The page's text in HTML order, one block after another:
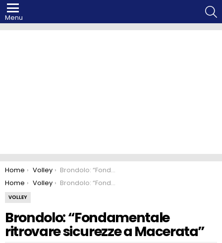
Menu
You are here:
Home Volley
Brondolo: “Fondamentale ritrovare sicurezze a Macerata”
You are here:
Home Volley Brondolo: “Fondamentale ritrovare sicurezze a Macerata”
VOLLEY
Brondolo: “Fondamentale
ritrovare sicurezze a Macerata”